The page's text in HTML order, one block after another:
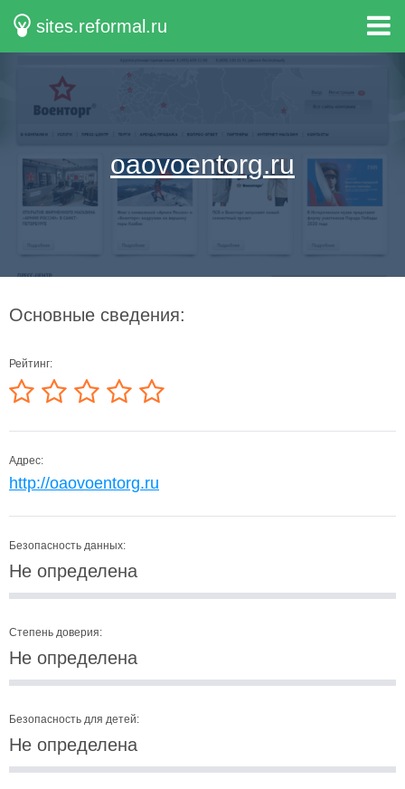
sites.reformal.ru
oaovoentorg.ru
Основные сведения:
Рейтинг:
Адрес:
http://oaovoentorg.ru
Безопасность данных:
Не определена
Степень доверия:
Не определена
Безопасность для детей:
Не определена